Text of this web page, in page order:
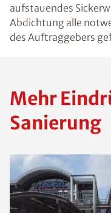
aufstauendes
Abdichtung alle
des Auftraggebers
Mehr
Sanierung